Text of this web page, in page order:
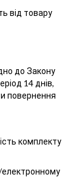
від товару
до Закону
14 днів,
повернення
комплекту